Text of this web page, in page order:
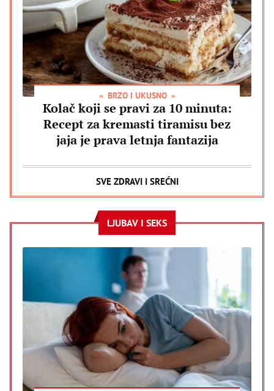
BRZO I UKUSNO
Kolač koji se pravi za 10 minuta:
Recept za kremasti tiramisu bez
jaja je prava letnja fantazija
SVE ZDRAVI I SREĆNI
LJUBAV I SEKS